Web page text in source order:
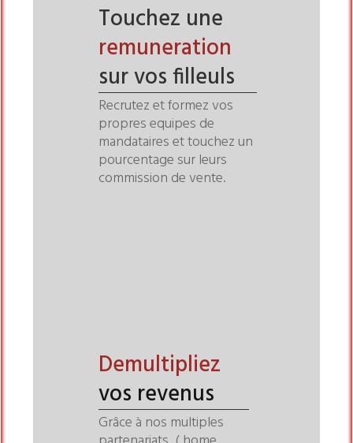
Touchez une
remuneration
sur vos filleuls
Recrutez et formez vos
propres equipes de
mandataires et touchez un
pourcentage sur leurs
commission de vente.
Demultipliez
vos revenus
Grâce à nos multiples